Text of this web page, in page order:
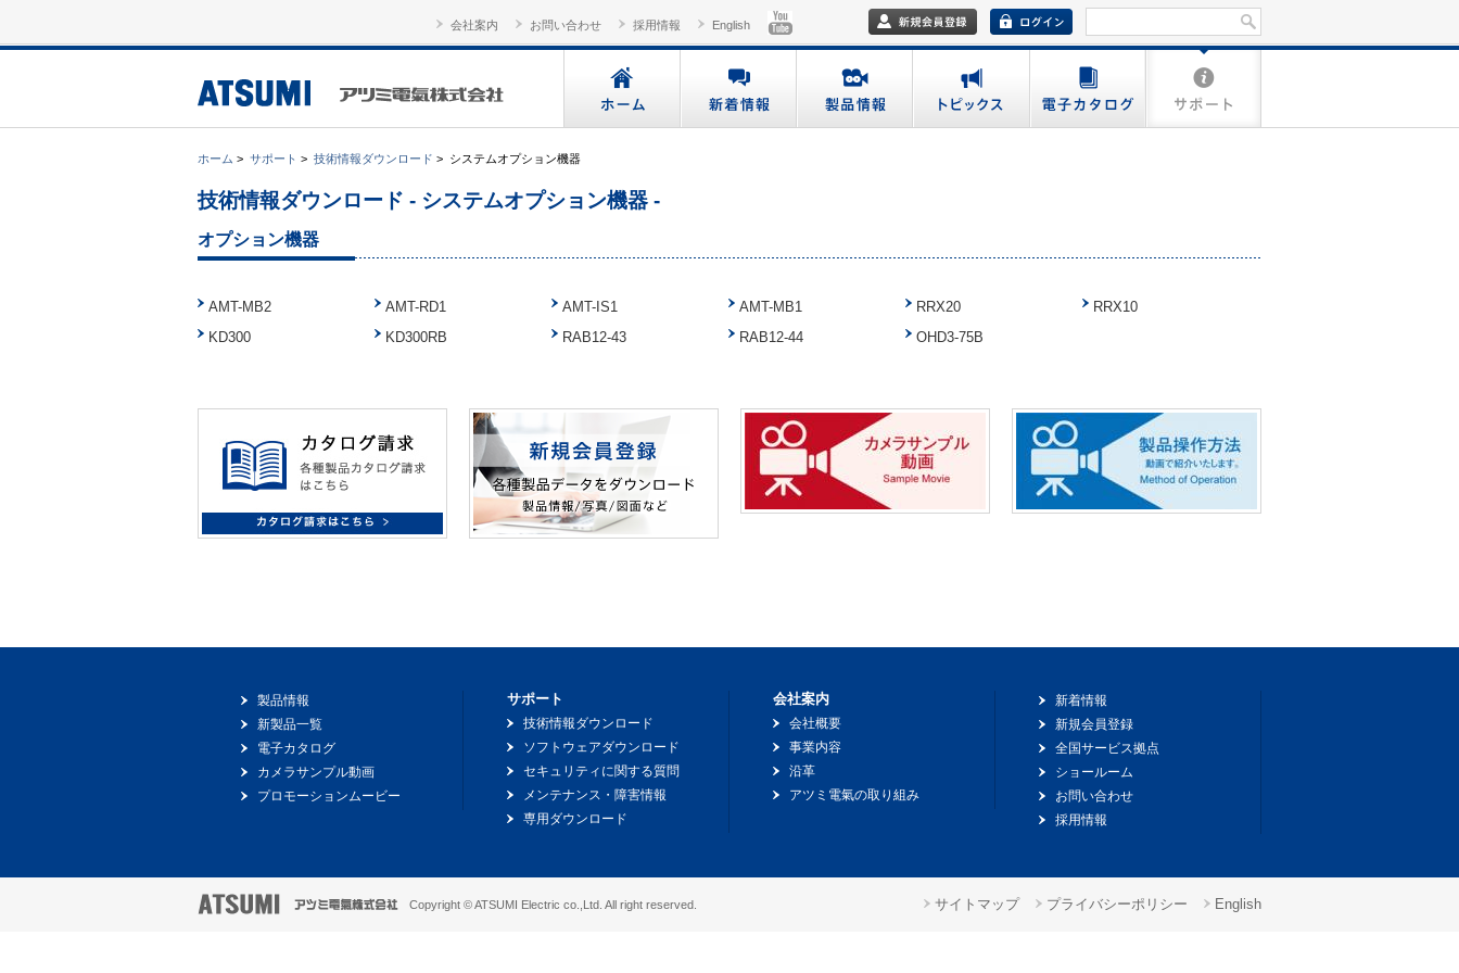
会社案内 お問い合わせ 採用情報 English
ホーム > サポート > 技術情報ダウンロード > システムオプション機器
技術情報ダウンロード - システムオプション機器 -
オプション機器
AMT-MB2 AMT-RD1 AMT-IS1 AMT-MB1 RRX20
RRX10
KD300
KD300RB RAB12-43 RAB12-44 OHD3-75B
製品情報
新製品一覧
電子カタログ
カメラサンプル動画
プロモーションムービー
サポート
技術情報ダウンロード
ソフトウェアダウンロード
セキュリティに関する質問
メンテナンス・障害情報
専用ダウンロード
会社案内
会社概要
事業内容
沿革
アツミ電氣の取り組み
新着情報
新規会員登録
全国サービス拠点
ショールーム
お問い合わせ
採用情報
Copyright © ATSUMI Electric co.,Ltd. All right reserved. サイトマップ プライバシーポリシー English